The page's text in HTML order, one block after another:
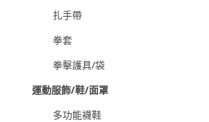
扎手帶
拳套
拳擊護具/袋
運動服飾/鞋/面罩
多功能襪鞋